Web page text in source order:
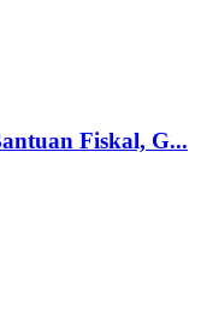
Fiskal, G...